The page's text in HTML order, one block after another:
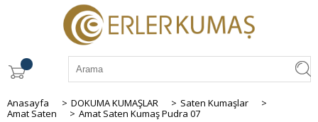
Anasayfa > DOKUMA KUMAŞLAR > Saten Kumaşlar
>
Amat Saten
> Amat Saten Kumaş Pudra 07